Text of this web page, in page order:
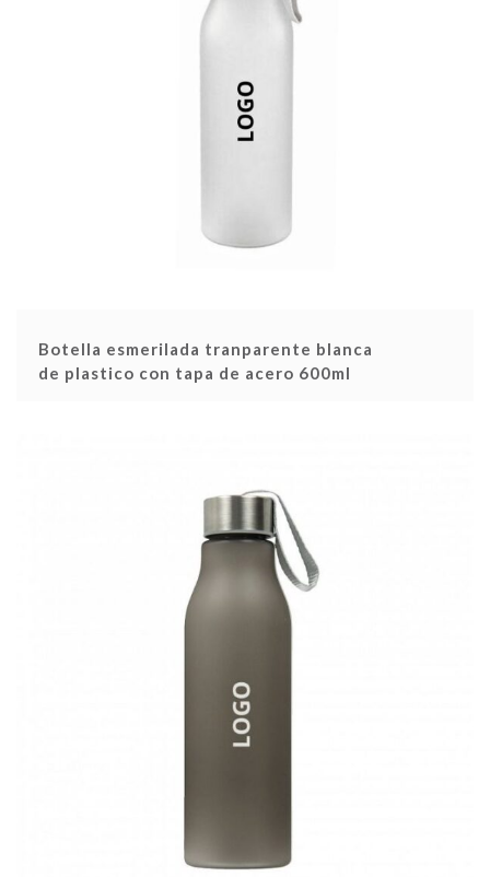
Botella esmerilada tranparente blanca
de plastico con tapa de acero 600ml